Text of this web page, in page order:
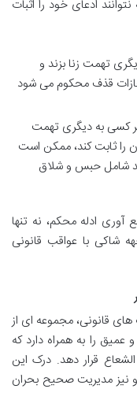
ادعای خود را اثبات
تهمت زنا بزند و
قذف محکوم می شود
کسی به دیگری تهمت
را ثابت کند، ممکن است
شامل حبس و شلاق
ادله محکم، نه تنها
شاکی با عواقب قانونی
های قانونی، مجموعه ای از
را به همراه دارد که
قرار دهد. درک این
نیز مدیریت صحیح بحران